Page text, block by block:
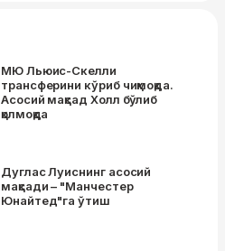
МЮ Льюис-Скелли
трансферини кўриб чиқмоқда.
Асосий мақсад Холл бўлиб
қолмоқда
Дуглас Луиснинг асосий
мақсади – "Манчестер
Юнайтед"га ўтиш